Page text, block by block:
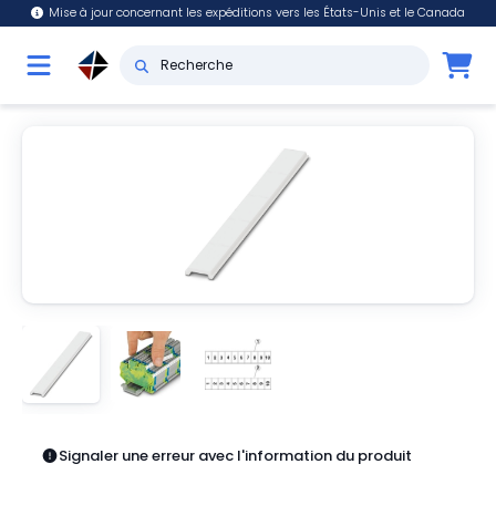
Mise à jour concernant les expéditions vers les États-Unis et le Canada
Signaler une erreur avec l'information du produit